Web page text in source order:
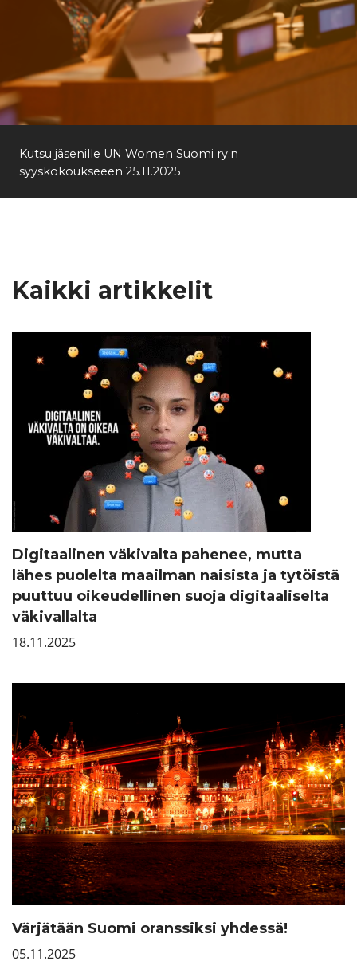
Kutsu jäsenille UN Women Suomi ry:n
syyskokoukseeen 25.11.2025
Kaikki artikkelit
Digitaalinen väkivalta pahenee, mutta
lähes puolelta maailman naisista ja tytöistä
puuttuu oikeudellinen suoja digitaaliselta
väkivallalta
18.11.2025
Värjätään Suomi oranssiksi yhdessä!
05.11.2025